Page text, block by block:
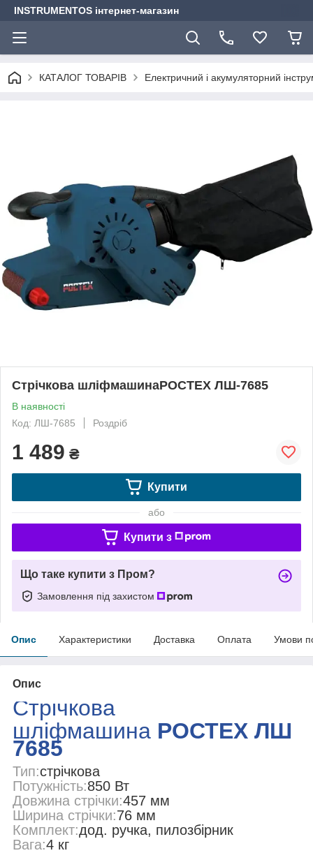
INSTRUMENTOS інтернет-магазин
КАТАЛОГ ТОВАРІВ Електричний і акумуляторний
Стрічкова шліфмашинаРОСТЕХ ЛШ-7685
В наявності
Код: ЛШ-7685
Роздріб
1 489 ₴
Купити
або
Купити з
Що таке купити з Пром?
Замовлення під захистом
Опис Характеристики Доставка Оплата Умови
Опис
Стрічкова
шліфмашина РОСТЕХ ЛШ
7685
Тип:стрічкова
Потужність:850 Вт
Довжина стрічки:457 мм
Ширина стрічки:76 мм
Комплект:дод. ручка, пилозбірник
Вага:4 кг